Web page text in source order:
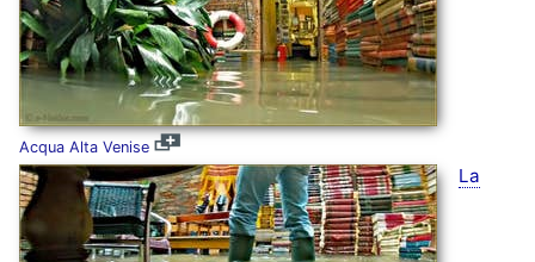
Acqua Alta Venise
La